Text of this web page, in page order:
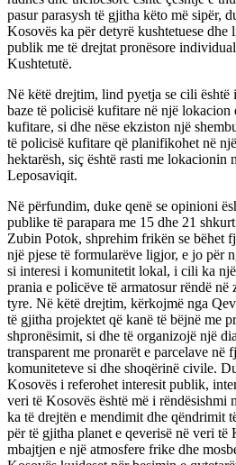
pasur parasysh të gjitha këto më sipër,
Kosovës ka për detyrë kushtetuese dhe
publik me të drejtat pronësore
Kushtetutë.
Në këtë drejtim, lind pyetja se cili është
baze të policisë kufitare në një lokacion
kufitare, si dhe nëse ekziston një
të policisë kufitare që planifikohet në
hektarësh, siç është rasti me lokacionin
Leposaviqit.
Në përfundim, duke qenë se opinioni
publike të parapara me 15 dhe 21
Zubin Potok, shprehim frikën se bëhet
një pjese të formularëve ligjor, e jo për
si interesi i komunitetit lokal, i cili ka
prania e policëve të armatosur rëndë në
tyre. Në këtë drejtim, kërkojmë nga
të gjitha projektet që kanë të bëjnë me
shpronësimit, si dhe të organizojë një
transparent me pronarët e parcelave në
komuniteteve si dhe shoqërinë civile.
Kosovës i referohet interesit publik,
veri të Kosovës është më i rëndësishmi
ka të drejtën e mendimit dhe qëndrimit
për të gjitha planet e qeverisë në veri të
mbajtjen e një atmosfere frike dhe